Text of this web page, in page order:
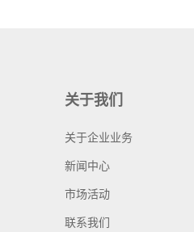
关于我们
关于企业业务
新闻中心
市场活动
联系我们